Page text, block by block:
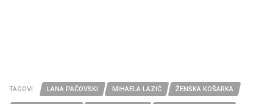
TAGOVI LANA PAČOVSKI MIHAELA LAZIĆ ŽENSKA KOŠARKA